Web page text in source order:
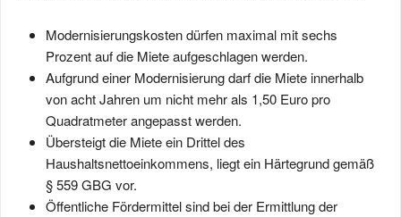
Modernisierungskosten dürfen maximal mit sechs
Prozent auf die Miete aufgeschlagen werden.
Aufgrund einer Modernisierung darf die Miete innerhalb
von acht Jahren um nicht mehr als 1,50 Euro pro
Quadratmeter angepasst werden.
Übersteigt die Miete ein Drittel des
Haushaltsnettoeinkommens, liegt ein Härtegrund gemäß
§ 559 GBG vor.
Öffentliche Fördermittel sind bei der Ermittlung der